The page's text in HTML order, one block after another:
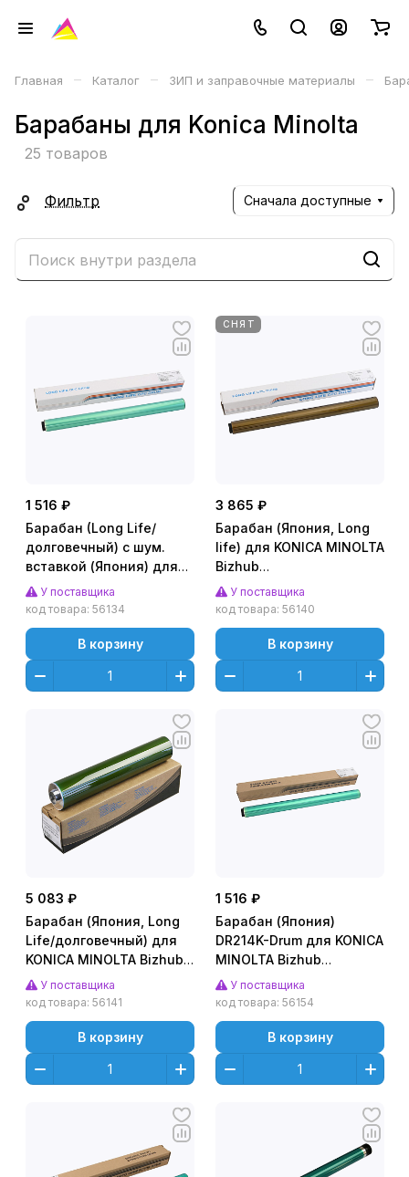
Главная – Каталог – ЗИП и заправочные материалы –
Барабаны для Konica Minolta
25 товаров
Фильтр Сначала доступные
1 516 ₽
Барабан (Long Life/
долговечный) с шум.
вставкой (Япония) для
KONICA MINOLTA Bizhub
C287 (CET), (WW),
У поставщика
код товара: 56134
В корзину
СНЯТ
3 865 ₽
Барабан (Япония, Long
life) для KONICA MINOLTA
Bizhub
C450i/C550i/C650i/C750i
(CET), (WW), 250K,
У поставщика
код товара: 56140
В корзину
5 083 ₽
Барабан (Япония, Long
Life/долговечный) для
KONICA MINOLTA Bizhub
Pro C5500 (CET), CET7117
У поставщика
код товара: 56141
В корзину
1 516 ₽
Барабан (Япония)
DR214K-Drum для KONICA
MINOLTA Bizhub
C227/C287 (CET), (WW),
105000 стр., CET101083
У поставщика
код товара: 56154
В корзину